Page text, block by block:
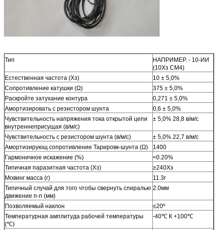
Тип
НАПРИМЕР. - 10-ИИ
(10Хз СМ4)
Естественная частота (Хз)
10 ± 5,0%
Сопротивление катушки (Ω)
375 ± 5,0%
Раскройте затухание контура
0,271 ± 5,0%
Амортизировать с резистором шунта
0,6 ± 5,0%
Чувствительность напряжения тока открытой цепи
внутреннеприсущая (в/м/с)
± 5,0% 28,8 в/м/с
Чувствительность с резистором шунта (в/м/с)
± 5,0% 22,7 в/м/с
Амортизирующ сопротивление Тарировк-шунта (Ω)
1400
Гармоничное искажение (%)
<0.20%
Типичная паразитная частота (Хз)
≥240Хз
Мовинг масса (г)
11.3г
Типичный случай для того чтобы свернуть спиралью
движение п-п (мм)
2.0мм
Позволяемый наклон
≤20º
Температурная амплитуда рабочей температуры
(℃)
-40℃ К +100℃